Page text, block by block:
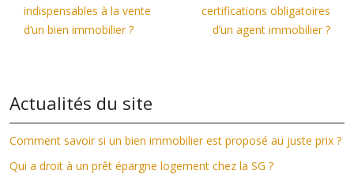
indispensables à la vente
d’un bien immobilier ?
certifications obligatoires
d’un agent immobilier ?
Actualités du site
Comment savoir si un bien immobilier est proposé au juste prix ?
Qui a droit à un prêt épargne logement chez la SG ?